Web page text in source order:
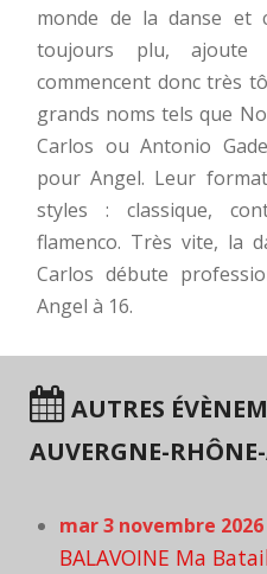
monde de la danse et
toujours plu, ajoute
commencent donc très
grands noms tels que
Carlos ou Antonio
pour Angel. Leur
styles : classique,
flamenco. Très vite, la
Carlos débute
Angel à 16.
AUTRES
AUVERGNE-
mar 3 novembre 2026
BALAVOINE Ma